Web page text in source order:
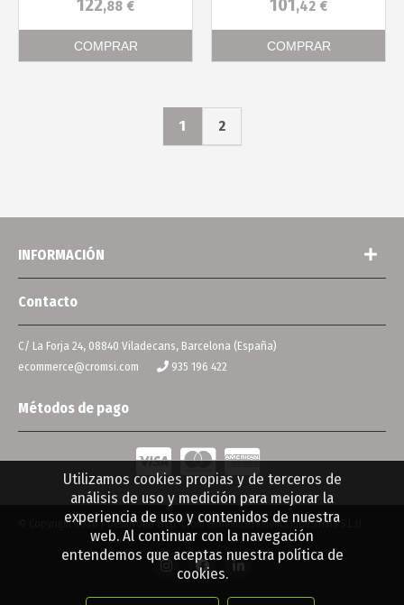
122,88 €
COMPRAR
101,42 €
COMPRAR
1 2
INFORMACIÓN
Contacto
C/ La Forja 24, 08840 Viladecans, Barcelona (España)
ecommerce@cromsi.com
935 196 422
Métodos de pago
© Copyright 2026 | Desarrollo web: Crom Subministraments Industrials S.L.U
Utilizamos cookies propias y de terceros de
análisis de uso y medición para mejorar la
experiencia de uso y contenidos de nuestra
web. Al continuar con la navegación
entendemos que aceptas nuestra política de
cookies.